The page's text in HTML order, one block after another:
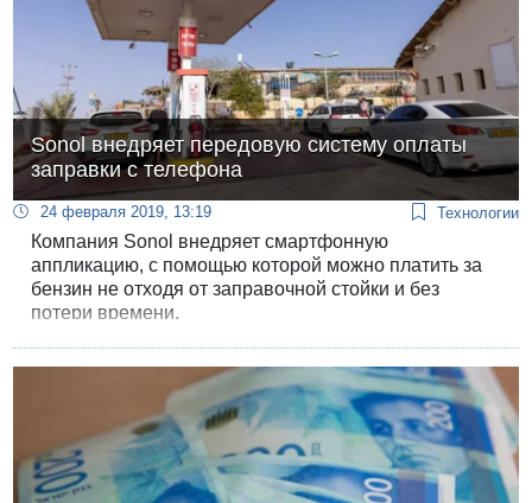
Sonol внедряет передовую систему оплаты
заправки с телефона
24 февраля 2019, 13:19 Технологии
Компания Sonol внедряет смартфонную
аппликацию, с помощью которой можно платить за
бензин не отходя от заправочной стойки и без
потери времени.